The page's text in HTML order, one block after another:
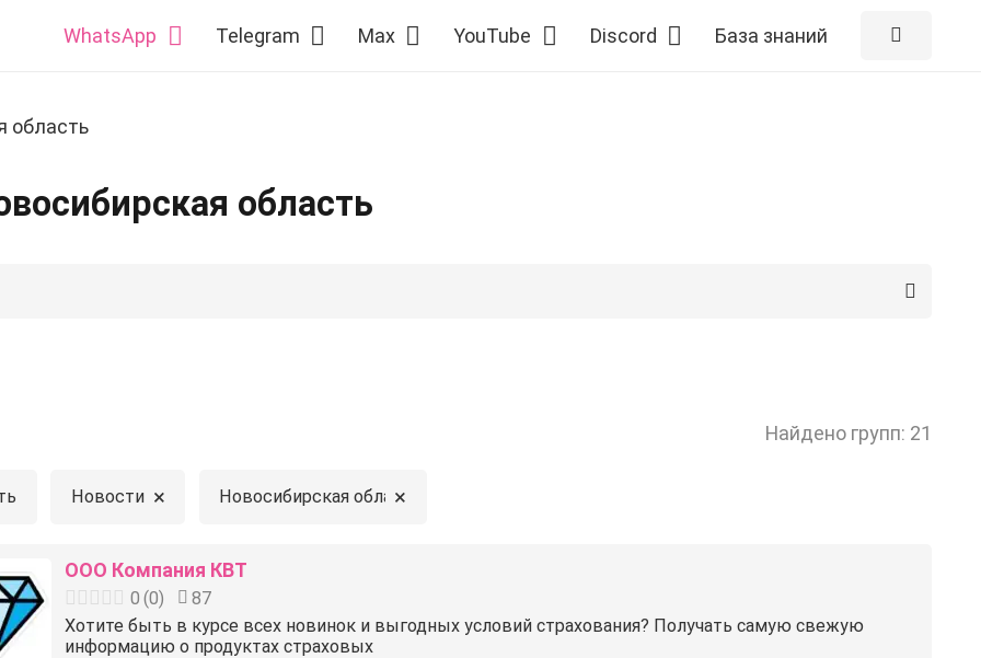
WhatsApp Telegram Max YouTube Discord База знаний
область
область
Найдено групп: 21
Новости × Новосибирская область
×
ООО Компания КВТ
0 (0)
87
Хотите быть в курсе всех новинок и выгодных условий страхования? Получать самую свежую
информацию о продуктах страховых